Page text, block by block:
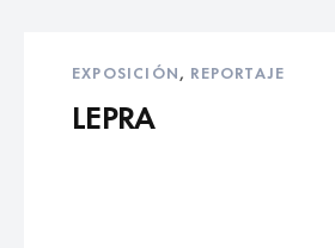
EXPOSICIÓN, REPORTAJE
LEPRA